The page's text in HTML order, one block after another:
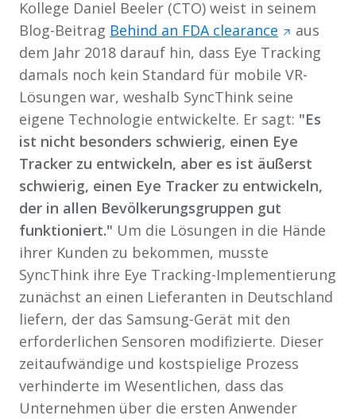
Kollege Daniel Beeler (CTO) weist in seinem
Blog-Beitrag Behind an FDA clearance
aus
dem Jahr 2018 darauf hin, dass Eye Tracking
damals noch kein Standard für mobile VR-
Lösungen war, weshalb SyncThink seine
eigene Technologie entwickelte. Er sagt: "Es
ist nicht besonders schwierig, einen Eye
Tracker zu entwickeln, aber es ist äußerst
schwierig, einen Eye Tracker zu entwickeln,
der in allen Bevölkerungsgruppen gut
funktioniert." Um die Lösungen in die Hände
ihrer Kunden zu bekommen, musste
SyncThink ihre Eye Tracking-Implementierung
zunächst an einen Lieferanten in Deutschland
liefern, der das Samsung-Gerät mit den
erforderlichen Sensoren modifizierte. Dieser
zeitaufwändige und kostspielige Prozess
verhinderte im Wesentlichen, dass das
Unternehmen über die ersten Anwender